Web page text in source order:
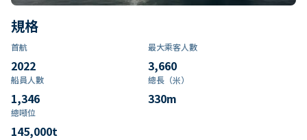
規格
首航
2022
最大乘客人數
3,660
船員人數
1,346
總長（米）
330m
總噸位
145,000t